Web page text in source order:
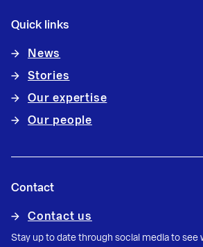
Quick links
News
Stories
Our expertise
Our people
Contact
Contact us
Stay up to date through social media to see